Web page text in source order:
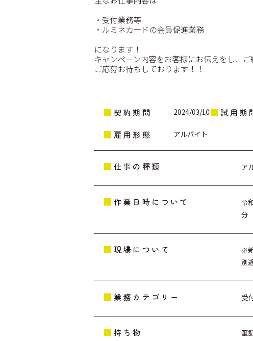
・受付業務等
・ルミネカードの会員促進業務
になります！
キャンペーン内容をお客様にお伝えをし、
ご応募お待ちしております！！
契約期間 2024/03/10 試用期
雇用形態 アルバイト
仕事の種類 ア
作業日時について
令
分
現場について
※
別
業務カテゴリー 受
持ち物 筆